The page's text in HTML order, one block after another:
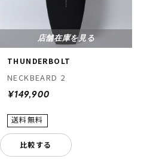
店舗在庫を見る
THUNDERBOLT
NECKBEARD 2
¥149,900
比較する